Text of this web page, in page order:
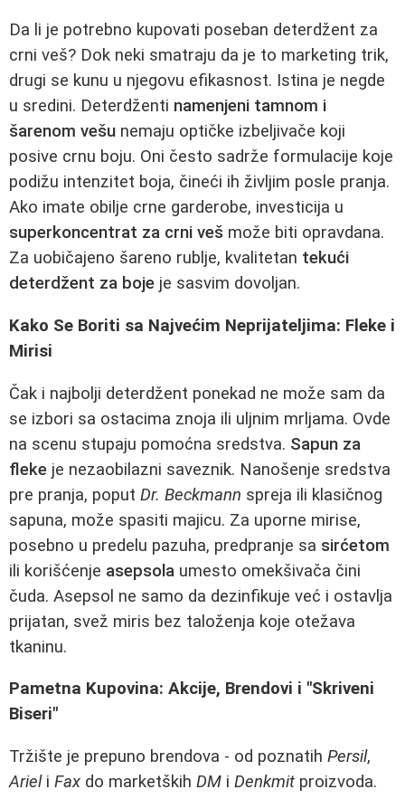
Da li je potrebno kupovati poseban deterdžent za
crni veš? Dok neki smatraju da je to marketing trik,
drugi se kunu u njegovu efikasnost. Istina je negde
u sredini. Deterdženti namenjeni tamnom i
šarenom vešu nemaju optičke izbeljivače koji
posive crnu boju. Oni često sadrže formulacije koje
podižu intenzitet boja, čineći ih življim posle pranja.
Ako imate obilje crne garderobe, investicija u
superkoncentrat za crni veš može biti opravdana.
Za uobičajeno šareno rublje, kvalitetan tekući
deterdžent za boje je sasvim dovoljan.
Kako Se Boriti sa Najvećim Neprijateljima: Fleke i
Mirisi
Čak i najbolji deterdžent ponekad ne može sam da
se izbori sa ostacima znoja ili uljnim mrljama. Ovde
na scenu stupaju pomoćna sredstva. Sapun za
fleke je nezaobilazni saveznik. Nanošenje sredstva
pre pranja, poput Dr. Beckmann spreja ili klasičnog
sapuna, može spasiti majicu. Za uporne mirise,
posebno u predelu pazuha, predpranje sa sirćetom
ili korišćenje asepsola umesto omekšivača čini
čuda. Asepsol ne samo da dezinfikuje već i ostavlja
prijatan, svež miris bez taloženja koje otežava
tkaninu.
Pametna Kupovina: Akcije, Brendovi i "Skriveni
Biseri"
Tržište je prepuno brendova - od poznatih Persil,
Arieli Fax do marketških DM i Denkmit proizvoda.